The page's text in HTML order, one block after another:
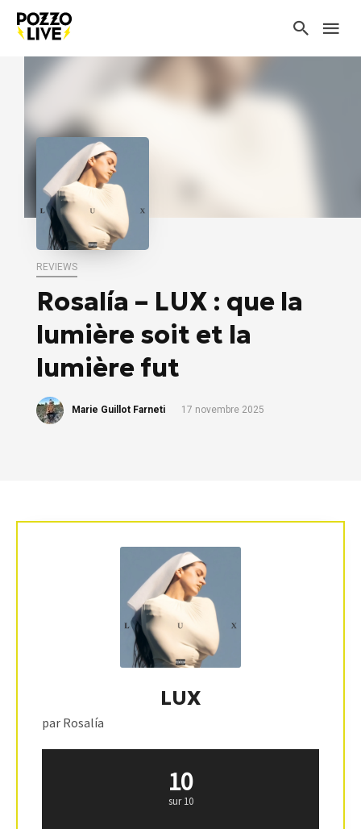
REVIEWS
Rosalía – LUX : que la
lumière soit et la
lumière fut
Marie Guillot Farneti 17 novembre 2025
LUX
par Rosalía
10
sur 10